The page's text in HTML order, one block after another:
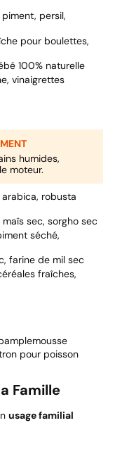
persil,
pour boulettes,
100% naturelle
vinaigrettes
humides,
moteur.
arabica, robusta
maïs sec, sorgho sec
séché,
farine de mil sec
fraîches,
pour poisson
Famille
usage familial